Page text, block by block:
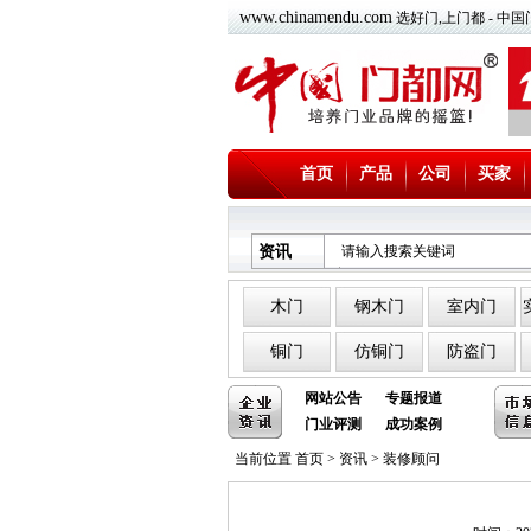
www.chinamendu.com选好门,上门都 - 中国
首页 产品 公司 买家
资讯
木门 钢木门 室内门
铜门 仿铜门 防盗门
网站公告
专题报道
门业评测
成功案例
当前位置 首页 > 资讯 > 装修顾问